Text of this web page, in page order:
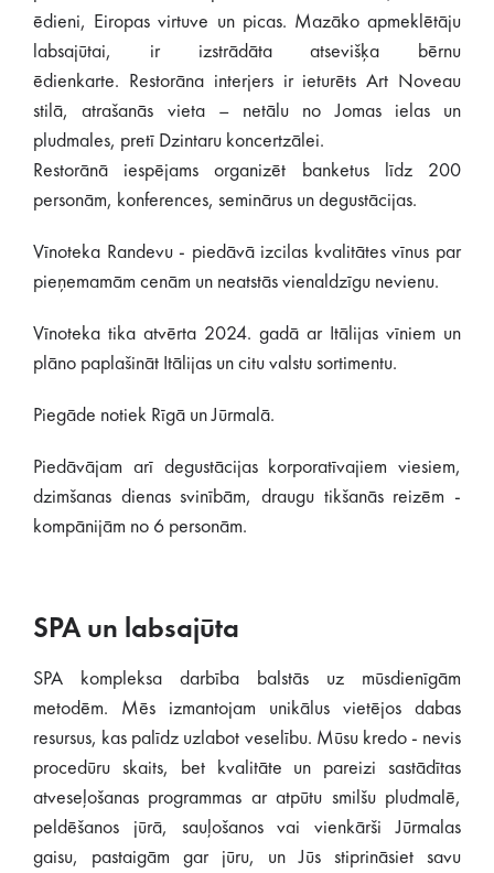
ēdieni, Eiropas virtuve un picas. Mazāko apmeklētāju
labsajūtai, ir izstrādāta atsevišķa bērnu
ēdienkarte. Restorāna interjers ir ieturēts Art Noveau
stilā, atrašanās vieta – netālu no Jomas ielas un
pludmales, pretī Dzintaru koncertzālei.
Restorānā iespējams organizēt banketus līdz 200
personām, konferences, seminārus un degustācijas.
Vīnoteka Randevu - piedāvā izcilas kvalitātes vīnus par
pieņemamām cenām un neatstās vienaldzīgu nevienu.
Vīnoteka tika atvērta 2024. gadā ar Itālijas vīniem un
plāno paplašināt Itālijas un citu valstu sortimentu.
Piegāde notiek Rīgā un Jūrmalā.
Piedāvājam arī degustācijas korporatīvajiem viesiem,
dzimšanas dienas svinībām, draugu tikšanās reizēm -
kompānijām no 6 personām.
SPA un labsajūta
SPA kompleksa darbība balstās uz mūsdienīgām
metodēm. Mēs izmantojam unikālus vietējos dabas
resursus, kas palīdz uzlabot veselību. Mūsu kredo - nevis
procedūru skaits, bet kvalitāte un pareizi sastādītas
atveseļošanas programmas ar atpūtu smilšu pludmalē,
peldēšanos jūrā, sauļošanos vai vienkārši Jūrmalas
gaisu, pastaigām gar jūru, un Jūs stiprināsiet savu